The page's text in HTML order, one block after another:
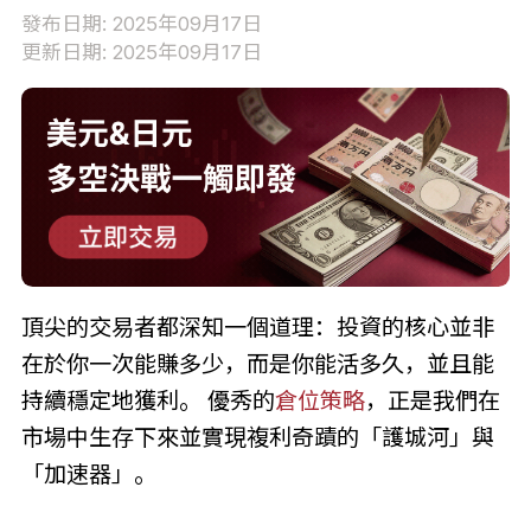
發布日期: 2025年09月17日
更新日期: 2025年09月17日
頂尖的交易者都深知一個道理：投資的核心並非
在於你一次能賺多少，而是你能活多久，並且能
持續穩定地獲利。 優秀的倉位策略，正是我們在
市場中生存下來並實現複利奇蹟的「護城河」與
「加速器」。